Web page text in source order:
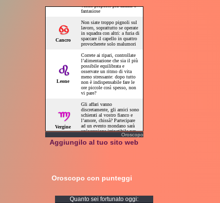
Oroscopo
Aggiungilo al tuo sito web
Oroscopo con punteggi
Quanto sei fortunato oggi: